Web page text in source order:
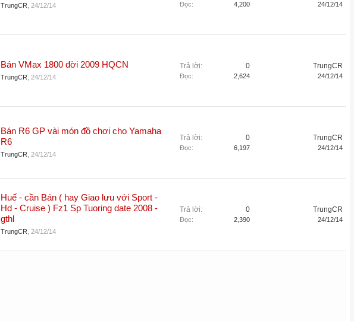
TrungCR 24/12/14 Đọc: 4,200 24/12/14
Bán VMax 1800 đời 2009 HQCN
TrungCR 24/12/14
Trả lời: 0
Đọc: 2,624
TrungCR
24/12/14
Bán R6 GP vài món đồ chơi cho Yamaha
R6
TrungCR 24/12/14
Trả lời: 0
Đọc: 6,197
TrungCR
24/12/14
Huế - cần Bán ( hay Giao lưu với Sport -
Hd - Cruise ) Fz1 Sp Tuoring date 2008 -
gthl
TrungCR 24/12/14
Trả lời: 0
Đọc: 2,390
TrungCR
24/12/14